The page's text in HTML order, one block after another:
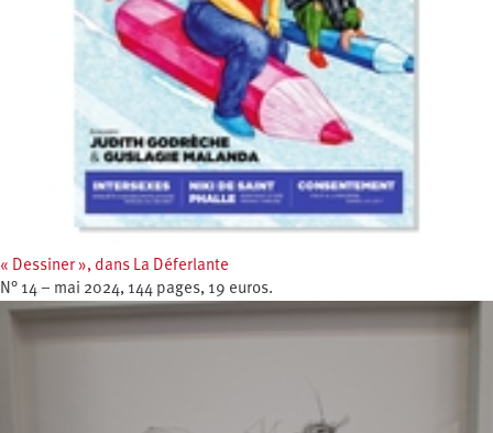
« Dessiner », dans La Déferlante
N° 14 – mai 2024, 144 pages, 19 euros.